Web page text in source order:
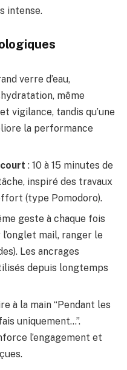
intense.
verre d’eau,
même
vigilance, tandis qu’une
la performance
: 10 à 15 minutes de
inspiré des travaux
(type Pomodoro).
geste à chaque fois
mail, ranger le
Les ancrages
depuis longtemps
à la main “Pendant les
uniquement…”.
l’engagement et